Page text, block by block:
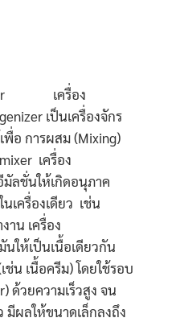
เครื่อง
เป็นเครื่องจักร
อ การผสม (Mixing)
เครื่อง
มัลชั่นให้เกิดอนุภาค
เครื่องเดียว เช่น
าน เครื่อง
ให้เป็นเนื้อเดียวกัน
น เนื้อครีม) โดยใช้รอบ
ด้วยความเร็วสูง จน
มีผลให้ขนาดเล็กลงถึง